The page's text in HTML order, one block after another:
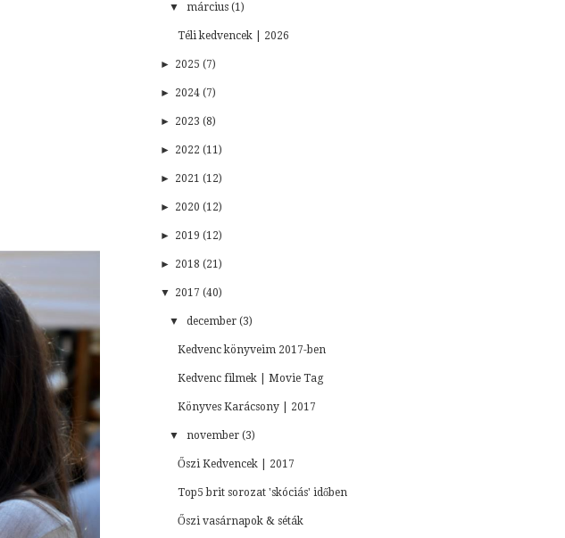
▼ március (1)
Téli kedvencek | 2026
► 2025 (7)
► 2024 (7)
► 2023 (8)
► 2022 (11)
► 2021 (12)
► 2020 (12)
► 2019 (12)
► 2018 (21)
▼ 2017 (40)
▼ december (3)
Kedvenc könyveim 2017-ben
Kedvenc filmek | Movie Tag
Könyves Karácsony | 2017
▼ november (3)
Őszi Kedvencek | 2017
Top5 brit sorozat 'skóciás' időben
Őszi vasárnapok & séták